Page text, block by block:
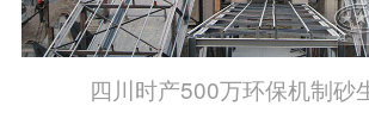
四川时产500万环保机制砂